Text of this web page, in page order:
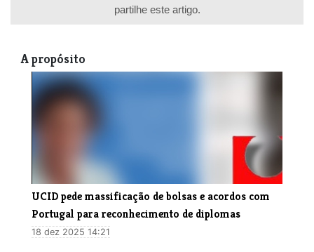
partilhe este artigo.
A propósito
UCID pede massificação de bolsas e acordos com
Portugal para reconhecimento de diplomas
18 dez 2025 14:21